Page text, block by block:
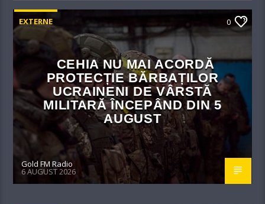
EXTERNE 0
CEHIA NU MAI ACORDĂ
PROTECȚIE BĂRBAȚILOR
UCRAINENI DE VÂRSTĂ
MILITARĂ ÎNCEPÂND DIN 5
AUGUST
Gold FM Radio
6 AUGUST 2026